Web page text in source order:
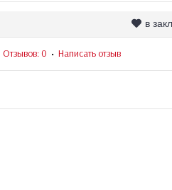
в
Отзывов: 0 • Написать отзыв